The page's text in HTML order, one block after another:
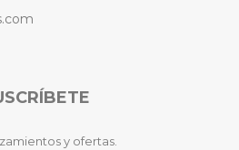
y ofertas.